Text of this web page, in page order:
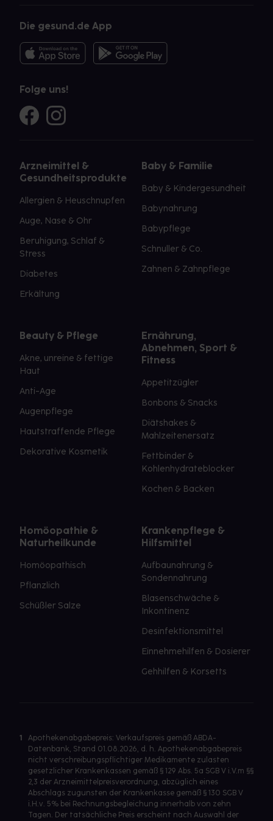
Die gesund.de App
Folge uns!
Arzneimittel &
Gesundheitsprodukte
Allergien & Heuschnupfen
Auge, Nase & Ohr
Beruhigung, Schlaf &
Stress
Diabetes
Erkältung
Baby & Familie
Baby & Kindergesundheit
Babynahrung
Babypflege
Schnuller & Co.
Zahnen & Zahnpflege
Beauty & Pflege
Akne, unreine & fettige
Haut
Anti-Age
Augenpflege
Hautstraffende Pflege
Dekorative Kosmetik
Ernährung,
Abnehmen, Sport &
Fitness
Appetitzügler
Bonbons & Snacks
Diätshakes &
Mahlzeitenersatz
Fettbinder &
Kohlenhydrateblocker
Kochen & Backen
Homöopathie &
Naturheilkunde
Homöopathisch
Pflanzlich
Schüßler Salze
Krankenpflege &
Hilfsmittel
Aufbaunahrung &
Sondennahrung
Blasenschwäche &
Inkontinenz
Desinfektionsmittel
Einnehmehilfen & Dosierer
Gehhilfen & Korsetts
1
Apothekenabgabepreis: Verkaufspreis gemäß ABDA-
Datenbank, Stand 01.08.2026, d. h. Apothekenabgabepreis
nicht verschreibungspflichtiger Medikamente zulasten
gesetzlicher Krankenkassen gemäß § 129 Abs. 5a SGB V i.V.m §§
2,3 der Arzneimittelpreisverordnung, abzüglich eines
Abschlags zugunsten der Krankenkasse gemäß § 130 SGB V
i.H.v. 5% bei Rechnungsbegleichung innerhalb von zehn
Tagen. Der tatsächliche Preis erscheint nach Auswahl der